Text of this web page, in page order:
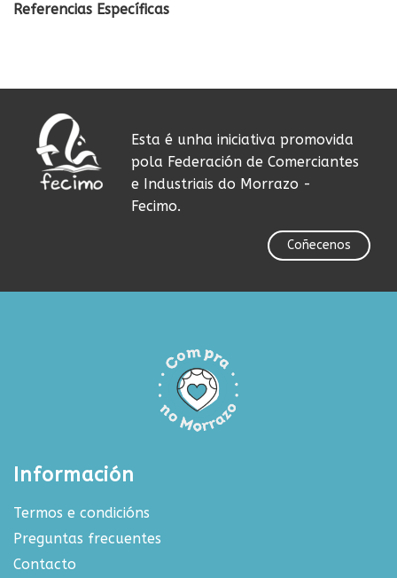
Referencias Específicas
Esta é unha iniciativa promovida
pola Federación de Comerciantes
e Industriais do Morrazo -
Fecimo.
Coñecenos
Información
Termos e condicións
Preguntas frecuentes
Contacto